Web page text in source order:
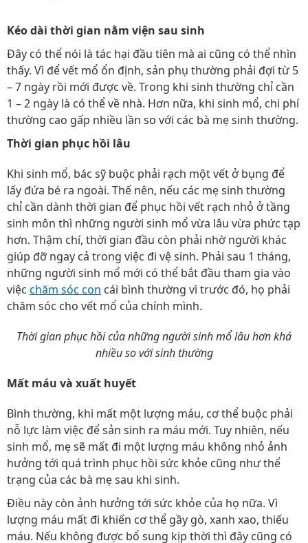
Kéo dài thời gian nằm viện sau sinh
Đây có thể nói là tác hại đầu tiên mà ai cũng có thể nhìn
thấy. Vì để vết mổ ổn định, sản phụ thường phải đợi từ 5
– 7 ngày rồi mới được về. Trong khi sinh thường chỉ cần
1 – 2 ngày là có thể về nhà. Hơn nữa, khi sinh mổ, chi phí
thường cao gấp nhiều lần so với các bà mẹ sinh thường.
Thời gian phục hồi lâu
Khi sinh mổ, bác sỹ buộc phải rạch một vết ở bụng để
lấy đứa bé ra ngoài. Thế nên, nếu các mẹ sinh thường
chỉ cần dành thời gian để phục hồi vết rạch nhỏ ở tầng
sinh môn thì những người sinh mổ vừa lâu vừa phức tạp
hơn. Thậm chí, thời gian đầu còn phải nhờ người khác
giúp đỡ ngay cả trong việc đi vệ sinh. Phải sau 1 tháng,
những người sinh mổ mới có thể bắt đầu tham gia vào
việc chăm sóc con cái bình thường vì trước đó, họ phải
chăm sóc cho vết mổ của chính mình.
Thời gian phục hồi của những người sinh mổ lâu hơn khá
nhiều so với sinh thường
Mất máu và xuất huyết
Bình thường, khi mất một lượng máu, cơ thể buộc phải
nỗ lực làm việc để sản sinh ra máu mới. Tuy nhiên, nếu
sinh mổ, mẹ sẽ mất đi một lượng máu không nhỏ ảnh
hưởng tới quá trình phục hồi sức khỏe cũng như thể
trạng của các bà mẹ sau khi sinh.
Điều này còn ảnh hưởng tới sức khỏe của họ nữa. Vì
lượng máu mất đi khiến cơ thể gầy gò, xanh xao, thiếu
máu. Nếu không được bổ sung kịp thời thì đây cũng có